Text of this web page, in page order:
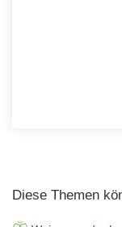
Diese Themen